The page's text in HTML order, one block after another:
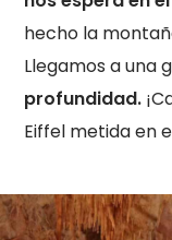
hecho la
Llegamos a una
profundidad.
Eiffel metida en